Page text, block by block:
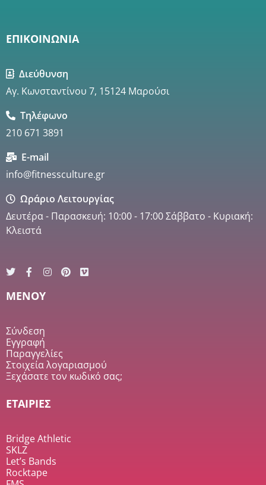
ΕΠΙΚΟΙΝΩΝΙΑ
Διεύθυνση
Αγ. Κωνσταντίνου 7, 15124 Μαρούσι
Τηλέφωνο
210 671 3891
E-mail
info@fitnessculture.gr
Ωράριο Λειτουργίας
Δευτέρα - Παρασκευή: 10:00 - 17:00 Σάββατο - Κυριακή:
Κλειστά
MENOY
Σύνδεση
Εγγραφή
Παραγγελίες
Στοιχεία λογαριασμού
Ξεχάσατε τον κωδικό σας;
ΕΤΑΙΡΙΕΣ
Bridge Athletic
SKLZ
Let’s Bands
Rocktape